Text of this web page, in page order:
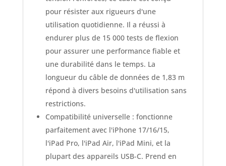
pour résister aux rigueurs d'une
utilisation quotidienne. Il a réussi à
endurer plus de 15 000 tests de flexion
pour assurer une performance fiable et
une durabilité dans le temps. La
longueur du câble de données de 1,83 m
répond à divers besoins d'utilisation sans
restrictions.
Compatibilité universelle : fonctionne
parfaitement avec l'iPhone 17/16/15,
l'iPad Pro, l'iPad Air, l'iPad Mini, et la
plupart des appareils USB-C. Prend en